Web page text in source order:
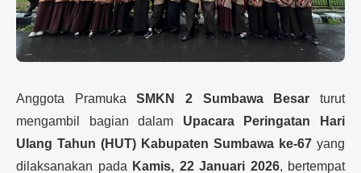
Anggota PramukaSMKN 2 Sumbawa Besar turut
mengambil bagian dalam Upacara Peringatan Hari
Ulang Tahun (HUT) Kabupaten Sumbawa ke-67 yang
dilaksanakan pada Kamis, 22 Januari 2026, bertempat